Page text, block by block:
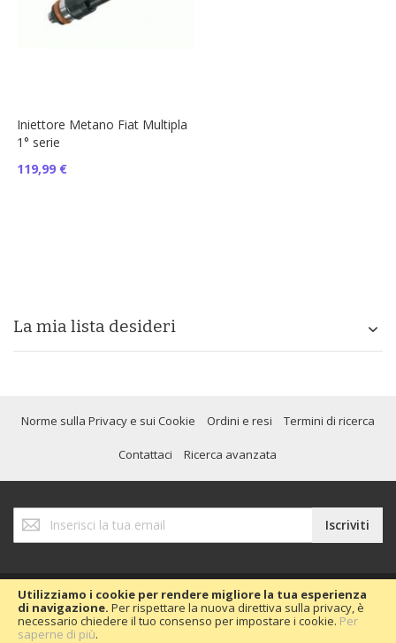
Utilizziamo i cookie per rendere migliore la tua esperienza
di navigazione. Per rispettare la nuova direttiva sulla privacy, è
necessario chiedere il tuo consenso per impostare i cookie. Per
saperne di più.
Iniettore Metano Fiat Multipla
1° serie
119,99 €
La mia lista desideri
Norme sulla Privacy e sui Cookie Ordini e resi Termini di ricerca
Contattaci Ricerca avanzata
alla
nostra
Iscriviti
Copyright © 2020 Passion Car 2016.